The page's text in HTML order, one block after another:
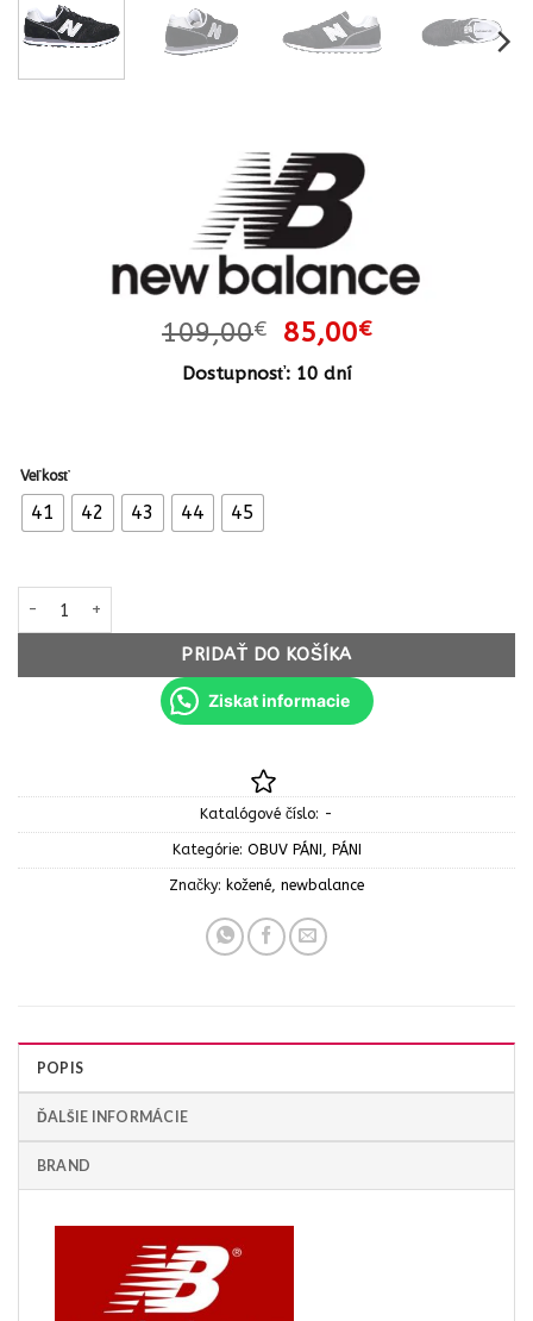
109,00€
Pôvodná
cena
bola:
85,00€Aktuálna
Dostupnosť: 10 dní
Veľkosť
41 42 43 44 45
PRIDAŤ DO KOŠÍKA
Ziskat informacie
Katalógové číslo: -
Kategórie: OBUV PÁNI PÁNI
Značky: kožené newbalance
POPIS
ĎALŠIE INFORMÁCIE
BRAND